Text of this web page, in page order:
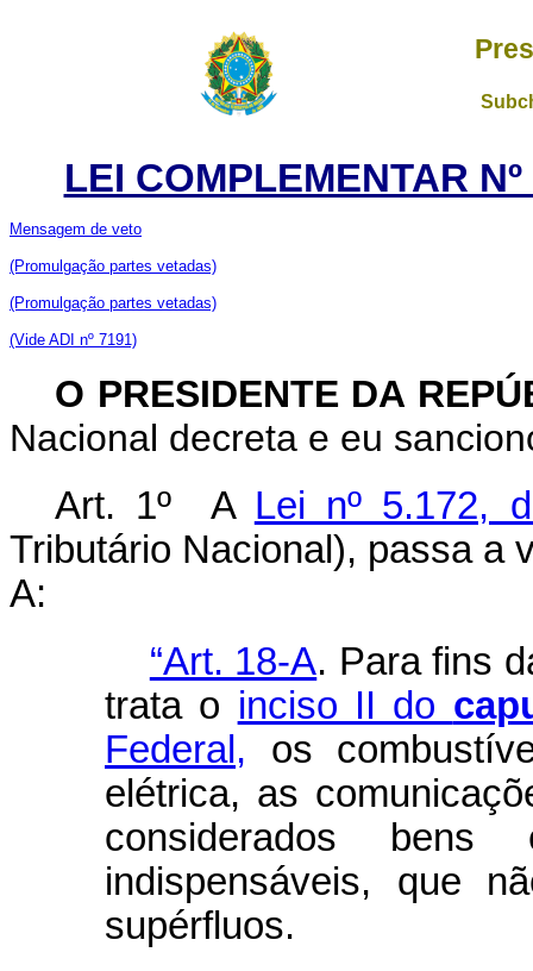
LEI COMPLEMENTAR
Mensagem de veto
(Promulgação partes vetadas)
(Promulgação partes vetadas)
(Vide ADI nº 7191)
O PRESIDENTE DA
Nacional decreta e eu
Art. 1º A Lei nº 5.172,
Tributário Nacional), passa a
A:
“Art. 18-A. Para fins
trata o inciso II do
Federal, os
elétrica, as
considerados
indispensáveis, que
supérfluos.